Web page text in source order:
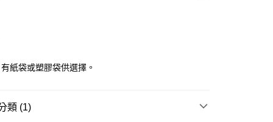
款
紙袋或塑膠袋供選擇。
類 (1)